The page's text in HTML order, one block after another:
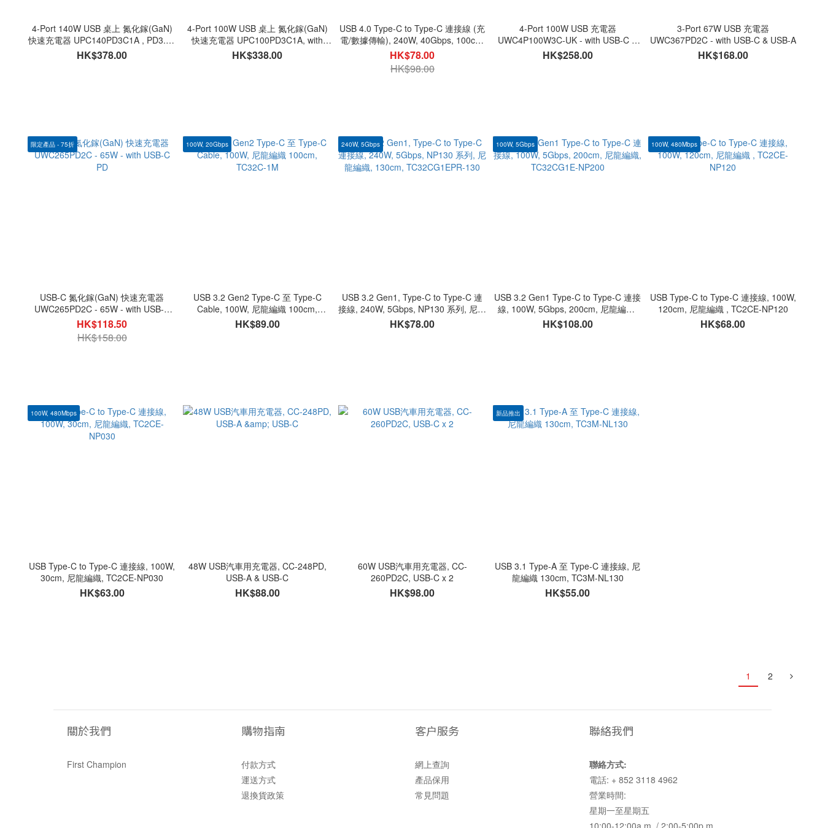
4-Port 140W USB 桌上 氮化鎵(GaN)
快速充電器 UPC140PD3C1A , PD3.1 -
with USB-C & USB-A
HK$378.00
4-Port 100W USB 桌上 氮化鎵(GaN)
快速充電器 UPC100PD3C1A, with
USB-C & USB-A
HK$338.00
USB 4.0 Type-C to Type-C 連接線 (充
電/數據傳輸), 240W, 40Gbps, 100cm,
尼龍編織, TC4CG3240W-NY1M
HK$78.00
HK$98.00
4-Port 100W USB 充電器
UWC4P100W3C-UK - with USB-C &
USB-A
HK$258.00
3-Port 67W USB 充電器
UWC367PD2C - with USB-C & USB-A
HK$168.00
限定產品 - 75折
USB-C 氮化鎵(GaN) 快速充電器
UWC265PD2C - 65W - with USB-C
PD
HK$118.50
HK$158.00
100W, 20Gbps
USB 3.2 Gen2 Type-C 至 Type-C
Cable, 100W, 尼龍編織 100cm,
TC32C-1M
HK$89.00
240W, 5Gbps
USB 3.2 Gen1, Type-C to Type-C 連
接線, 240W, 5Gbps, NP130 系列, 尼龍
編織, 130cm, TC32CG1EPR-130
HK$78.00
100W, 5Gbps
USB 3.2 Gen1 Type-C to Type-C 連接
線, 100W, 5Gbps, 200cm, 尼龍編織,
TC32CG1E-NP200
HK$108.00
100W, 480Mbps
USB Type-C to Type-C 連接線, 100W,
120cm, 尼龍編織 , TC2CE-NP120
HK$68.00
100W, 480Mbps
USB Type-C to Type-C 連接線, 100W,
30cm, 尼龍編織, TC2CE-NP030
HK$63.00
48W USB汽車用充電器, CC-248PD,
USB-A & USB-C
HK$88.00
60W USB汽車用充電器, CC-
260PD2C, USB-C x 2
HK$98.00
新品推出
USB 3.1 Type-A 至 Type-C 連接線, 尼
龍編織 130cm, TC3M-NL130
HK$55.00
1 2
關於我們
First Champion
購物指南
付款方式
運送方式
退換貨政策
客户服务
網上查詢
產品保用
常見問題
聯絡我們
聯絡方式:
電話: + 852 3118 4962
營業時間:
星期一至星期五
10:00-12:00a.m. / 2:00-5:00p.m.